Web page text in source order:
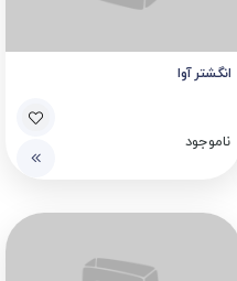
انگشتر آوا
ناموجود